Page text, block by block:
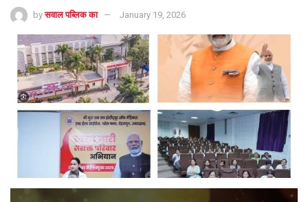
by सवाल पब्लिक का January 19, 2026